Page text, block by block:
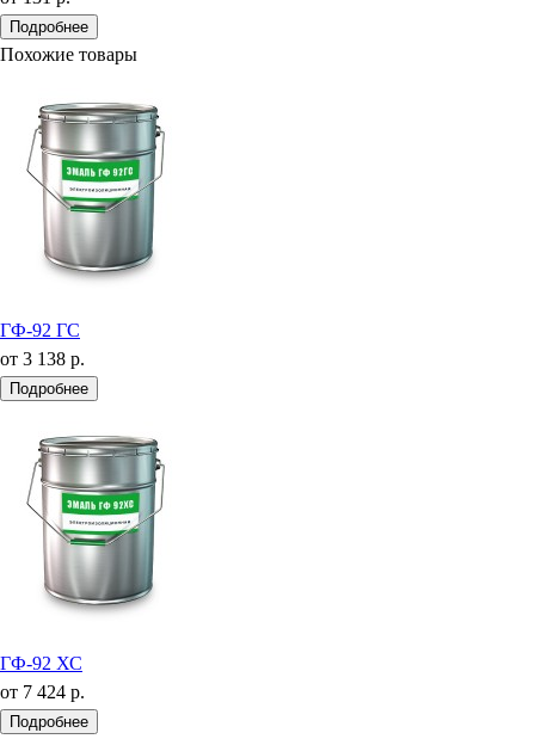
Подробнее
Похожие товары
ГФ-92 ГС
от 3 138 р.
Подробнее
ГФ-92 ХС
от 7 424 р.
Подробнее